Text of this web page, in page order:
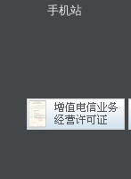
手机站